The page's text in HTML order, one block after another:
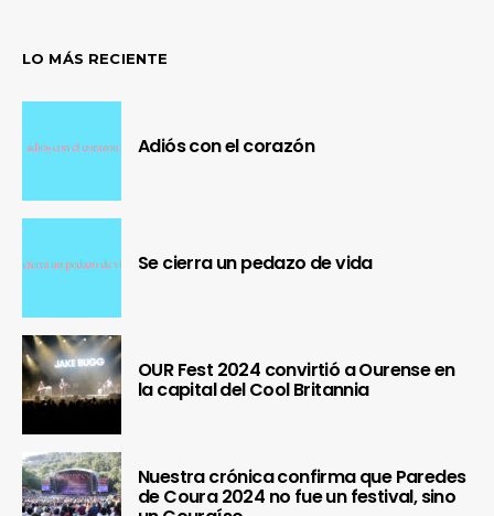
LO MÁS RECIENTE
Adiós con el corazón
Se cierra un pedazo de vida
OUR Fest 2024 convirtió a Ourense en
la capital del Cool Britannia
Nuestra crónica confirma que Paredes
de Coura 2024 no fue un festival, sino